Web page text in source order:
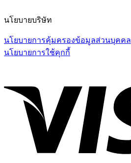
นโยบายบริษัท
นโยบายการคุ้มครองข้อมูลส่วนบุคคล
นโยบายการใช้คุกกี้